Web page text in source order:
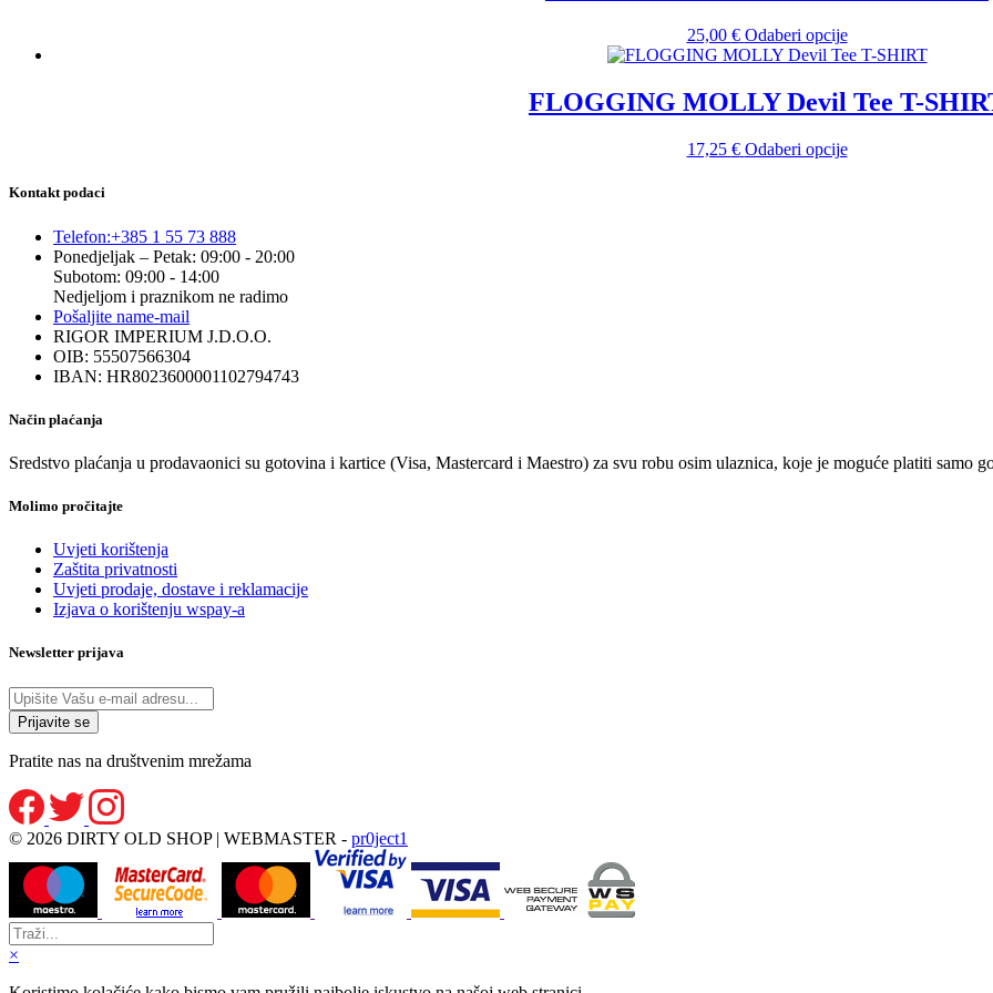
stranici
mogu
na
stranici
25,00 € Odaberi opcijeOvaj
proizvod
više
varijanti.
se
FLOGGING MOLLY Devil Tee T-
17,25 € Odaberi opcijeOvaj
Kontakt podaci
Telefon:+385 1 55 73 888
Ponedjeljak – Petak: 09:00 - 20:00
Subotom: 09:00 - 14:00
Nedjeljom i praznikom ne radimo
Pošaljite name-mail
RIGOR IMPERIUM J.D.O.O.
OIB: 55507566304
IBAN: HR8023600001102794743
Način plaćanja
Sredstvo plaćanja u prodavaonici su gotovina i kartice (Visa, Mastercard i Maestro) za svu robu osim ulaznica, koje je moguće platiti samo
Molimo pročitajte
Uvjeti korištenja
Zaštita privatnosti
Uvjeti prodaje, dostave i reklamacije
Izjava o korištenju wspay-a
Newsletter prijava
Pratite nas na društvenim mrežama
© 2026 DIRTY OLD SHOP | WEBMASTER - pr0ject1
×